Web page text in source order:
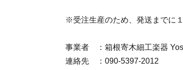
※受注生産のため、発送までに
事業者 ：箱根寄木細工楽器
連絡先 ：090-5397-2012